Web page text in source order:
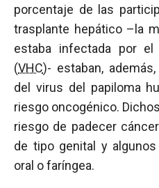
porcentaje de las
trasplante hepático –la
estaba infectada por
(VHC)- estaban,
del virus del papiloma
riesgo oncogénico.
riesgo de padecer
de tipo genital y
oral o faríngea.